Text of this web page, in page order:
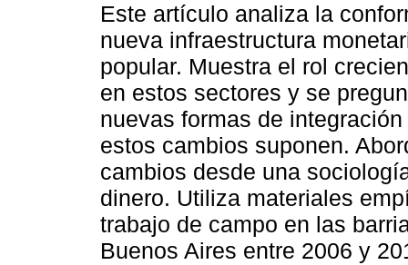
Este artículo analiza la
nueva infraestructura
popular. Muestra el rol
en estos sectores y se
nuevas formas de
estos cambios suponen.
cambios desde una
dinero. Utiliza materiales
trabajo de campo en las
Buenos Aires entre 2006 y